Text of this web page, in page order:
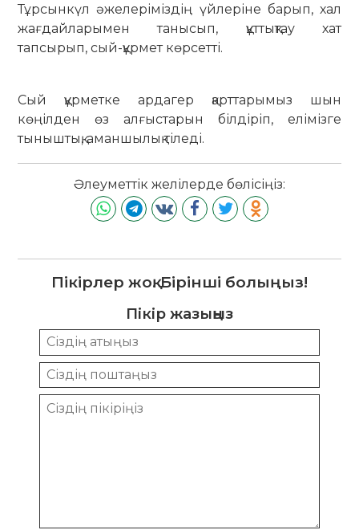
Тұрсынкүл әжелеріміздің үйлеріне барып, хал
жағдайларымен танысып, құттықтау хат
тапсырып, сый-құрмет көрсетті.
Сый құрметке ардагер қарттарымыз шын
көңілден өз алғыстарын білдіріп, елімізге
тыныштық, аманшылық тіледі.
Әлеуметтік желілерде бөлісіңіз:
Пікірлер жоқ. Бірінші болыңыз!
Пікір жазыңыз